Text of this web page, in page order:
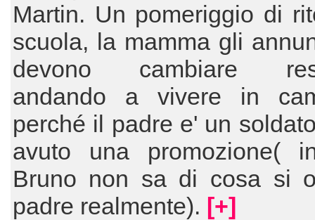
Martin. Un pomeriggio di
scuola, la mamma gli
devono cambiare
andando a vivere in
perché il padre e' un
avuto una promozione(
Bruno non sa di cosa si
padre realmente). [+]